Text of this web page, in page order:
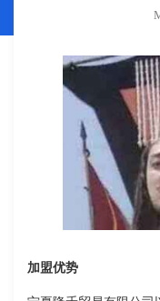
加盟优势